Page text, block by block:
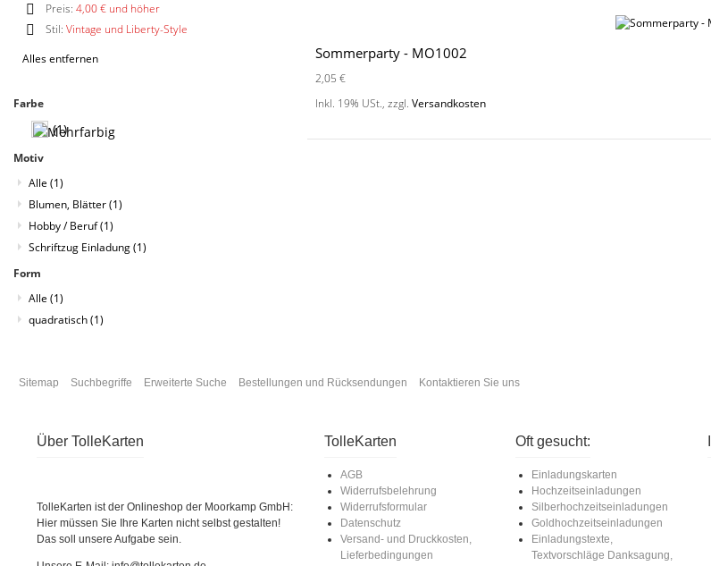
Sommerparty - MO1002
2,05 €
Inkl. 19% USt.,zzgl.Versandkosten
Preis: 4,00 € und höher
Diesen
entfernen
Stil: Vintage und Liberty-Style
Artikel
Alles entfernen
Farbe
(1)
Motiv
Alle (1)
Blumen, Blätter(1)
Hobby / Beruf(1)
Schriftzug Einladung(1)
Form
Alle (1)
quadratisch(1)
Sitemap Suchbegriffe Erweiterte Suche Bestellungen und Rücksendungen Kontaktieren Sie uns
Über TolleKarten
TolleKarten ist der Onlineshop der Moorkamp GmbH:
Hier müssen Sie Ihre Karten nicht selbst gestalten!
Das soll unsere Aufgabe sein.
TolleKarten
AGB
Widerrufsbelehrung
Widerrufsformular
Datenschutz
Versand- und Druckkosten,
Lieferbedingungen
Oft gesucht:
Einladungskarten
Hochzeitseinladungen
Silberhochzeitseinladungen
Goldhochzeitseinladungen
Einladungstexte,
Textvorschläge Danksagung,